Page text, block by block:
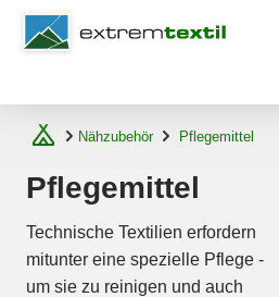
Shopware
Nähzubehör Pflegemittel
Pflegemittel
Technische Textilien erfordern
mitunter eine spezielle Pflege -
um sie zu reinigen und auch